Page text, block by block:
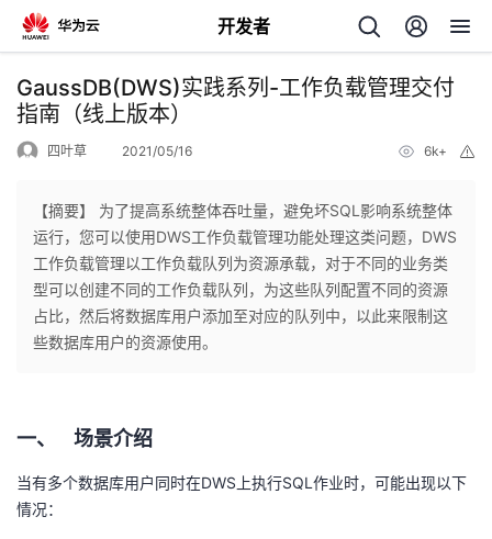
开发者
返
回
个
人
我
发
GaussDB(DWS)实践系列-工作负载管理交付
指南（线上版本）
四叶草 2021/05/16 6k+
【摘要】 为了提高系统整体吞吐量，避免坏SQL影响系统整体
运行，您可以使用DWS工作负载管理功能处理这类问题，DWS
工作负载管理以工作负载队列为资源承载，对于不同的业务类
型可以创建不同的工作负载队列，为这些队列配置不同的资源
占比，然后将数据库用户添加至对应的队列中，以此来限制这
些数据库用户的资源使用。
一、 场景介绍
当有多个数据库用户同时在DWS 上执行SQL 作业时，可能出现以下
情况：